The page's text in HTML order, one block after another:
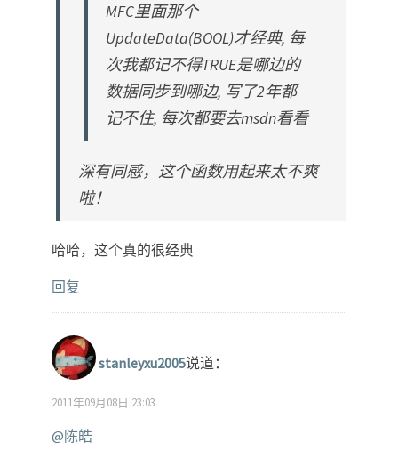
MFC里面那个
UpdateData(BOOL)才经典, 每
次我都记不得TRUE是哪边的
数据同步到哪边, 写了2年都
记不住, 每次都要去msdn看看
深有同感，这个函数用起来太不爽
啦！
哈哈，这个真的很经典
回复
stanleyxu2005说道：
2011年09月08日 23:03
@陈皓